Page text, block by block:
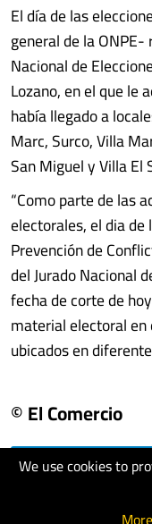
We use cookies to
El día de las
general de la
Nacional de
Lozano, en el que le
había llegado a
Marc, Surco, Villa
San Miguel y Villa El
“Como parte de las
electorales, el dia
Prevención de
del Jurado Nacional
fecha de corte de
material electoral
ubicados en
© El Comercio